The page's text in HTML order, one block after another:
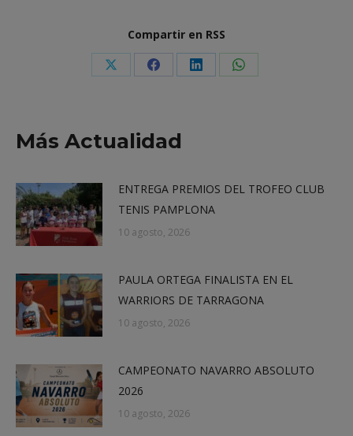
Compartir en RSS
Share Share Share Share
Más Actualidad
ENTREGA PREMIOS DEL TROFEO CLUB
TENIS PAMPLONA
10 agosto, 2026
PAULA ORTEGA FINALISTA EN EL
WARRIORS DE TARRAGONA
10 agosto, 2026
CAMPEONATO NAVARRO ABSOLUTO
2026
10 agosto, 2026